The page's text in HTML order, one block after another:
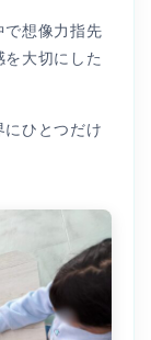
で想像力指先
大切にした
ひとつだけ